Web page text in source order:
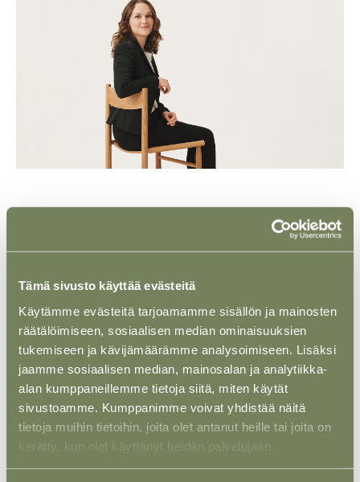
Tämä sivusto käyttää evästeitä
Käytämme evästeitä tarjoamamme sisällön ja mainosten
räätälöimiseen, sosiaalisen median ominaisuuksien
tukemiseen ja kävijämäärämme analysoimiseen. Lisäksi
jaamme sosiaalisen median, mainosalan ja analytiikka-
alan kumppaneillemme tietoja siitä, miten käytät
sivustoamme. Kumppanimme voivat yhdistää näitä
tietoja muihin tietoihin, joita olet antanut heille tai joita on
kerätty, kun olet käyttänyt heidän palvelujaan.
Ura Liekkeellä
05 KESÄ 2025
JuristimmeMaija Tevajärvion hyväksytty Suomen
päivämäärällä hänet on nimitetty Senior Associateksi
Liekkeellä.
Maija Tevajärvi on erikoistunut energia- ja
infrastruktuurisektorin projekteihin sekä niiden
hankinta- ja sopimusjuridiikkaan sekä rakentamisen
juridiikkaan. Rakentamisen sekä energia- ja
infrastruktuurihankkeisiin liittyvien hankintaprosessien
lisäksi Maija avustaa asiakkaitamme maankäyttöön,
Ura Liekkeellä